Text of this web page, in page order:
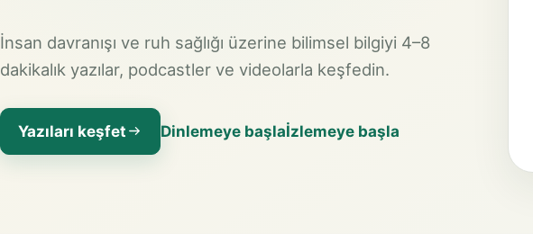
İnsan davranışı ve ruh sağlığı üzerine bilimsel bilgiyi 4–8
dakikalık yazılar, podcastler ve videolarla keşfedin.
Yazıları keşfet Dinlemeye başlaİzlemeye başla